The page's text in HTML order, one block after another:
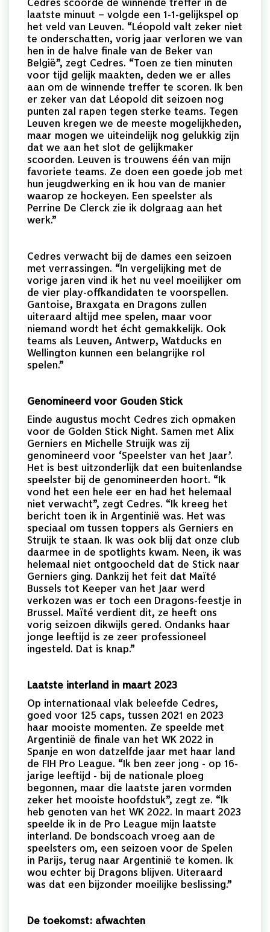
laatste minuut – volgde een 1-1-gelijkspel op
het veld van Leuven. “Léopold valt zeker niet
te onderschatten, vorig jaar verloren we van
hen in de halve finale van de Beker van
België”, zegt Cedres. “Toen ze tien minuten
voor tijd gelijk maakten, deden we er alles
aan om de winnende treffer te scoren. Ik ben
er zeker van dat Léopold dit seizoen nog
punten zal rapen tegen sterke teams. Tegen
Leuven kregen we de meeste mogelijkheden,
maar mogen we uiteindelijk nog gelukkig zijn
dat we aan het slot de gelijkmaker
scoorden. Leuven is trouwens één van mijn
favoriete teams. Ze doen een goede job met
hun jeugdwerking en ik hou van de manier
waarop ze hockeyen. Een speelster als
Perrine De Clerck zie ik dolgraag aan het
werk.”
Cedres verwacht bij de dames een seizoen
met verrassingen. “In vergelijking met de
vorige jaren vind ik het nu veel moeilijker om
de vier play-offkandidaten te voorspellen.
Gantoise, Braxgata en Dragons zullen
uiteraard altijd mee spelen, maar voor
niemand wordt het écht gemakkelijk. Ook
teams als Leuven, Antwerp, Watducks en
Wellington kunnen een belangrijke rol
spelen.”
Genomineerd voor Gouden Stick
Einde augustus mocht Cedres zich opmaken
voor de Golden Stick Night. Samen met Alix
Gerniers en Michelle Struijk was zij
genomineerd voor ‘Speelster van het Jaar’.
Het is best uitzonderlijk dat een buitenlandse
speelster bij de genomineerden hoort. “Ik
vond het een hele eer en had het helemaal
niet verwacht”, zegt Cedres. “Ik kreeg het
bericht toen ik in Argentinië was. Het was
speciaal om tussen toppers als Gerniers en
Struijk te staan. Ik was ook blij dat onze club
daarmee in de spotlights kwam. Neen, ik was
helemaal niet ontgoocheld dat de Stick naar
Gerniers ging. Dankzij het feit dat Maïté
Bussels tot Keeper van het Jaar werd
verkozen was er toch een Dragons-feestje in
Brussel. Maïté verdient dit, ze heeft ons
vorig seizoen dikwijls gered. Ondanks haar
jonge leeftijd is ze zeer professioneel
ingesteld. Dat is knap.”
Laatste interland in maart 2023
Op internationaal vlak beleefde Cedres,
goed voor 125 caps, tussen 2021 en 2023
haar mooiste momenten. Ze speelde met
Argentinië de finale van het WK 2022 in
Spanje en won datzelfde jaar met haar land
de FIH Pro League. “Ik ben zeer jong - op 16-
jarige leeftijd - bij de nationale ploeg
begonnen, maar die laatste jaren vormden
zeker het mooiste hoofdstuk”, zegt ze. “Ik
heb genoten van het WK 2022. In maart 2023
speelde ik in de Pro League mijn laatste
interland. De bondscoach vroeg aan de
speelsters om, een seizoen voor de Spelen
in Parijs, terug naar Argentinië te komen. Ik
wou echter bij Dragons blijven. Uiteraard
was dat een bijzonder moeilijke beslissing.”
De toekomst: afwachten